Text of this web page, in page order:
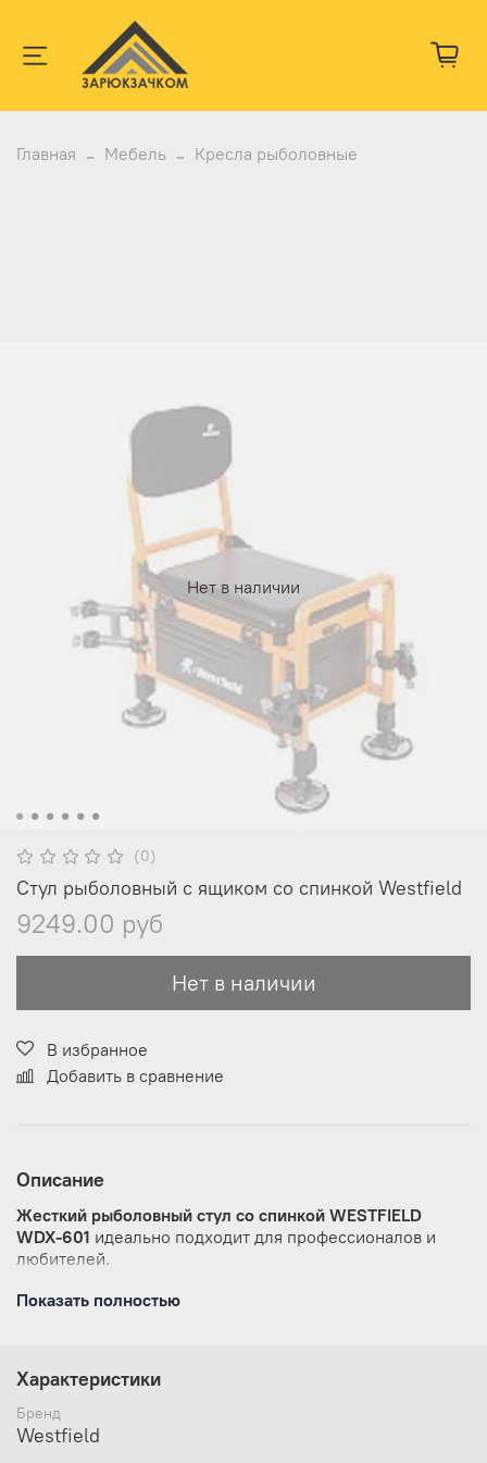
Главная Мебель Кресла рыболовные
Нет в наличии
(0)
Стул рыболовный с ящиком со спинкой Westfield
9249.00 руб
Нет в наличии
В избранное
Добавить в сравнение
Описание
Жесткий рыболовный стул со спинкой WESTFIELD
WDX-601 идеально подходит для профессионалов и
любителей.
Позволяет выполнять все необходимые действия для
под рукой. Под сиденьем располагается внушительных
размеров основной резервуар рыболова, мобильные
защелки позволяют при необходимости получать
быстрый доступ к содержимому боксов.
Показать полностью
Характеристики
Бренд
Westfield